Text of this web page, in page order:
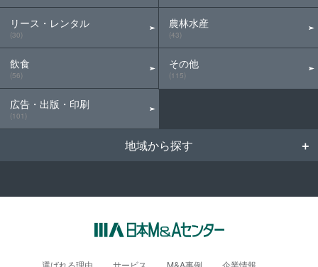
リース・レンタル
(30)
飲食
(56)
広告・出版・印刷
(101)
農林水産
(43)
その他
(115)
地域から探す
選ばれる理由 サービス M&A事例 企業情報